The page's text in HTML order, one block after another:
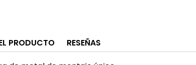
PRODUCTO RESEÑAS